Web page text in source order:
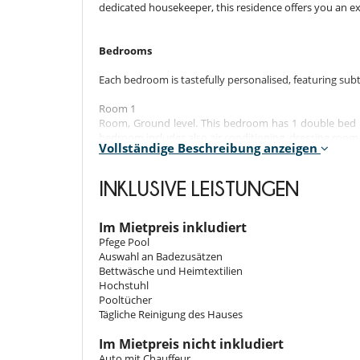
dedicated housekeeper, this residence offers you an
Bedrooms
Each bedroom is tastefully personalised, featuring
Room 1
Room, Ground level. This bedroom has 1 double
Room, 1st floor. This bedroom has 1 double bed
the bathroom. This bedroom includes also air
Room 3
Room, 1st floor. This bedroom has 1 double bed
bedroom includes also air conditioning, dressing room.
Room 4
Room, 1st floor. This bedroom has 1 double bed
bedroom includes also air conditioning, dressing room.
Indoors
Vollständige Beschreibung anzeigen
INKLUSIVE LEISTUNGEN
Im Mietpreis inkludiert
Pfege Pool
Auswahl an Badezusätzen
Bettwäsche und Heimtextilien
Hochstuhl
Pooltücher
Tägliche Reinigung des Hauses
Im Mietpreis nicht inkludiert